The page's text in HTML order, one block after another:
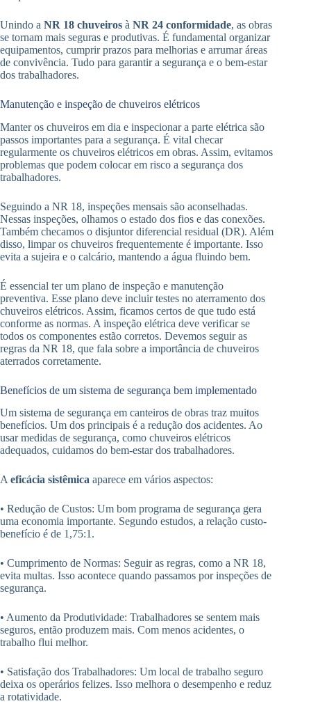
Unindo a NR 18 chuveiros à NR 24 conformidade, as obras
se tornam mais seguras e produtivas. É fundamental organizar
equipamentos, cumprir prazos para melhorias e arrumar áreas
de convivência. Tudo para garantir a segurança e o bem-estar
dos trabalhadores.
Manutenção e inspeção de chuveiros elétricos
Manter os chuveiros em dia e inspecionar a parte elétrica são
passos importantes para a segurança. É vital checar
regularmente os chuveiros elétricos em obras. Assim, evitamos
problemas que podem colocar em risco a segurança dos
trabalhadores.
Seguindo a NR 18, inspeções mensais são aconselhadas.
Nessas inspeções, olhamos o estado dos fios e das conexões.
Também checamos o disjuntor diferencial residual (DR). Além
disso, limpar os chuveiros frequentemente é importante. Isso
evita a sujeira e o calcário, mantendo a água fluindo bem.
É essencial ter um plano de inspeção e manutenção
preventiva. Esse plano deve incluir testes no aterramento dos
chuveiros elétricos. Assim, ficamos certos de que tudo está
conforme as normas. A inspeção elétrica deve verificar se
todos os componentes estão corretos. Devemos seguir as
regras da NR 18, que fala sobre a importância de chuveiros
aterrados corretamente.
Benefícios de um sistema de segurança bem implementado
Um sistema de segurança em canteiros de obras traz muitos
benefícios. Um dos principais é a redução dos acidentes. Ao
usar medidas de segurança, como chuveiros elétricos
adequados, cuidamos do bem-estar dos trabalhadores.
A eficácia sistêmica aparece em vários aspectos:
• Redução de Custos: Um bom programa de segurança gera
uma economia importante. Segundo estudos, a relação custo-
benefício é de 1,75:1.
• Cumprimento de Normas: Seguir as regras, como a NR 18,
evita multas. Isso acontece quando passamos por inspeções de
segurança.
• Aumento da Produtividade: Trabalhadores se sentem mais
seguros, então produzem mais. Com menos acidentes, o
trabalho flui melhor.
• Satisfação dos Trabalhadores: Um local de trabalho seguro
deixa os operários felizes. Isso melhora o desempenho e reduz
a rotatividade.